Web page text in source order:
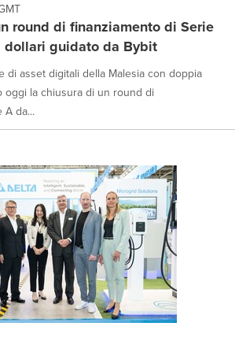
round di finanziamento di Serie
guidato da Bybit
di asset digitali della Malesia con doppia
oggi la chiusura di un round di
A da...